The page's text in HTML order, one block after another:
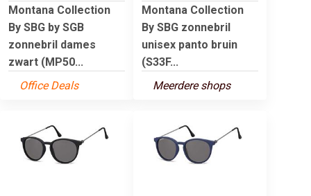
Montana Collection
By SBG by SGB
zonnebril dames
zwart (MP50...
Office Deals
Montana Collection
By SBG zonnebril
unisex panto bruin
(S33F...
Meerdere shops